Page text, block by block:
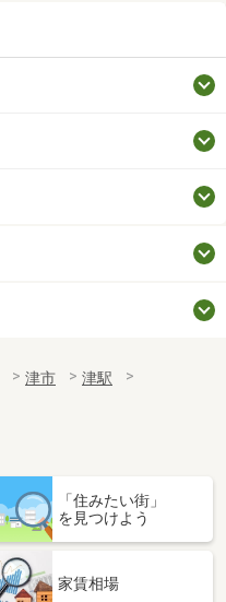
津市
津駅
「住みたい街」
を見つけよう
家賃相場